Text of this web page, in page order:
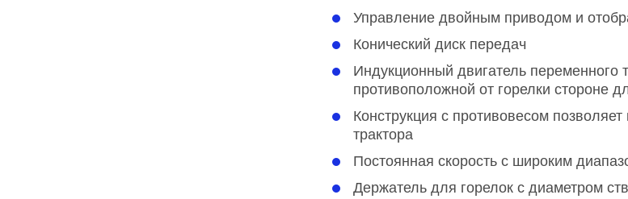
Управление двойным приводом и
Конический диск передач
Индукционный двигатель переменного
противоположной от горелки стороне
Конструкция с противовесом
трактора
Постоянная скорость с широким
Держатель для горелок с диаметром